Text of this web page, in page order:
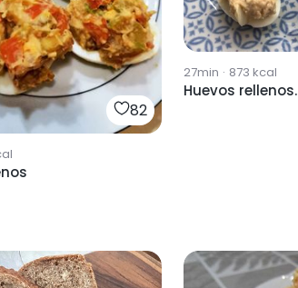
82
27min · 873 kcal
Huevos rellenos.